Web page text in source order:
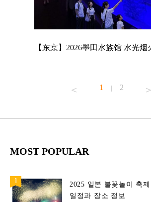
【东京】2026墨田水族馆 水光烟
1 | 2
MOST POPULAR
2025 일본 불꽃놀이 축
일정과 장소 정보